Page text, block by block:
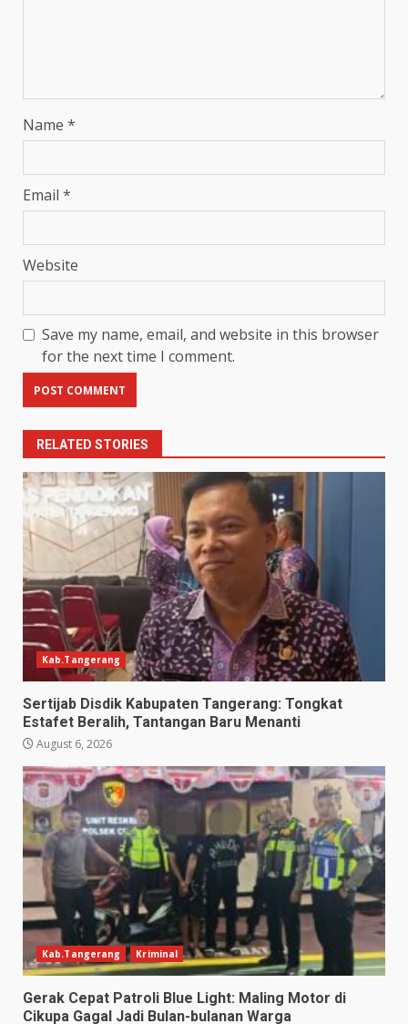
Name *
Email *
Website
Save my name, email, and website in this browser
for the next time I comment.
RELATED STORIES
Kab.Tangerang
Sertijab Disdik Kabupaten Tangerang: Tongkat
Estafet Beralih, Tantangan Baru Menanti
August 6, 2026
Kab.Tangerang Kriminal
Gerak Cepat Patroli Blue Light: Maling Motor di
Cikupa Gagal Jadi Bulan-bulanan Warga